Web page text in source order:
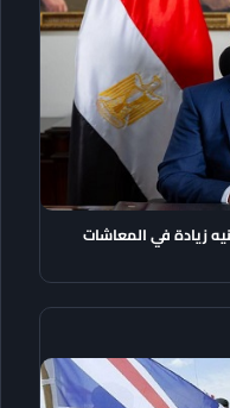
زيادة في المعاشات